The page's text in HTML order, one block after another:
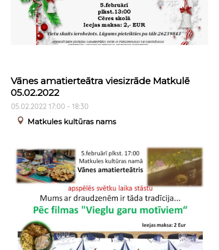
Vānes amatierteātra viesizrāde Matkulē
05.02.2022
05.02.2022 17:00 - 18:30
Matkules kultūras nams